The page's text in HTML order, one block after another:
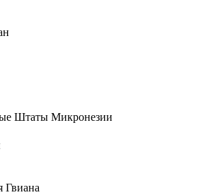
Штаты Микронезии
Гвиана